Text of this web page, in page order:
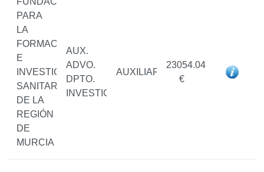
PARA
LA
FORMACIÓN
E
INVESTIGACIÓN
SANITARIAS
DE LA
REGIÓN
DE
MURCIA
AUX.
ADVO.
DPTO.
INVESTIGACIÓN
AUXILIAR
23054.04
€